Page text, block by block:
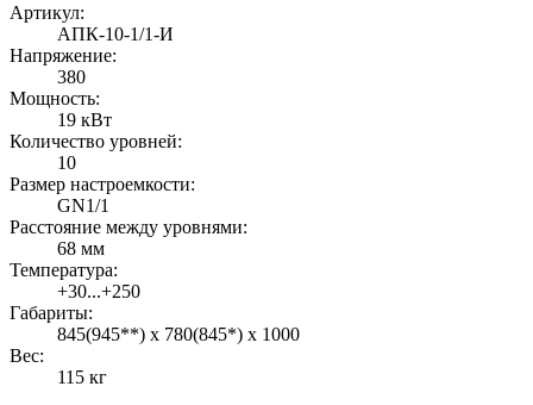
Артикул:
АПК-10-1/1-И
Напряжение:
380
Мощность:
19 кВт
Количество уровней:
10
Размер настроемкости:
GN1/1
Расстояние между уровнями:
68 мм
Температура:
+30...+250
Габариты:
845(945**) х 780(845*) х 1000
Вес:
115 кг